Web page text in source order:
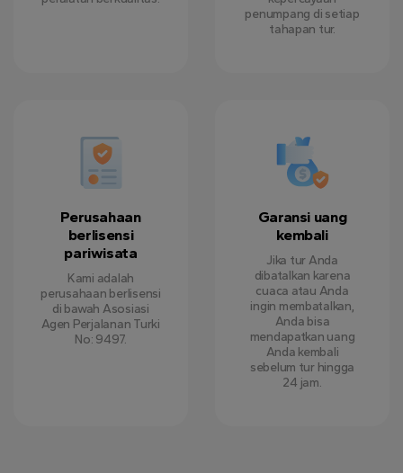
penumpang di setiap
tahapan tur.
Perusahaan
berlisensi
pariwisata
Kami adalah
perusahaan berlisensi
di bawah Asosiasi
Agen Perjalanan Turki
No: 9497.
Garansi uang
kembali
Jika tur Anda
dibatalkan karena
cuaca atau Anda
ingin membatalkan,
Anda bisa
mendapatkan uang
Anda kembali
sebelum tur hingga
24 jam.